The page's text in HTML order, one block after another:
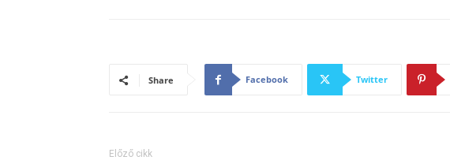
Share Facebook Twitter
Előző cikk